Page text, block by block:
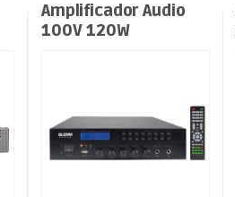
Amplificador Audio
100V 120W